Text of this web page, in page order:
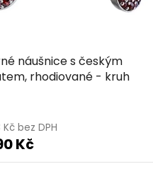
náušnice s českým
rhodiované - kruh
Kč bez DPH
Kč